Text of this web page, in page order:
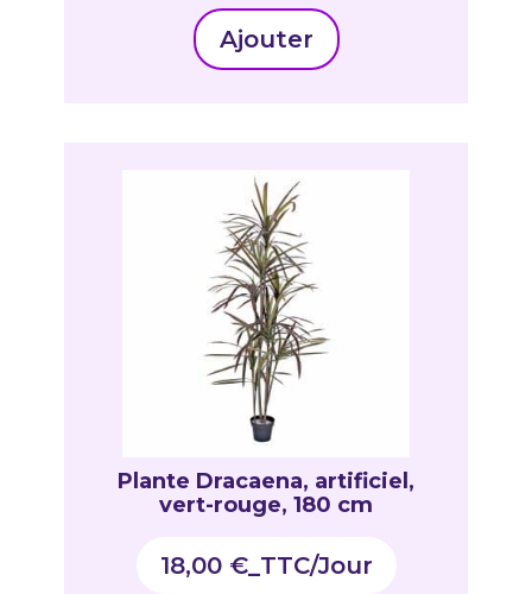
Ajouter
Plante Dracaena, artificiel,
vert-rouge, 180 cm
18,00 €_TTC